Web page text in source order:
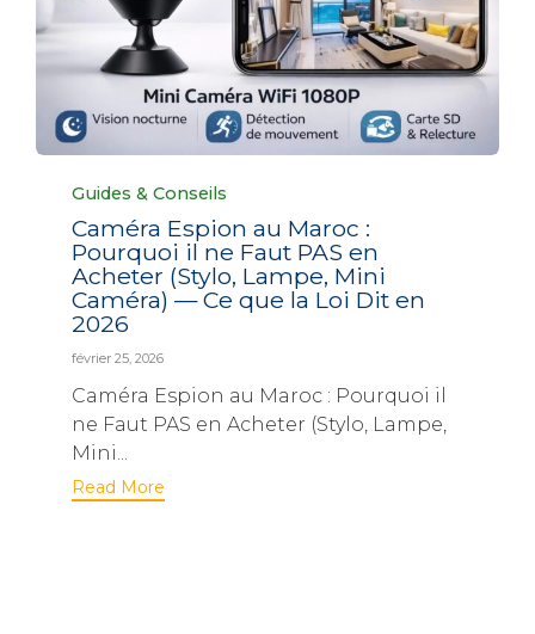
Category
Guides & Conseils
Caméra Espion au Maroc :
Pourquoi il ne Faut PAS en
Acheter (Stylo, Lampe, Mini
Caméra) — Ce que la Loi Dit en
2026
février 25, 2026
Caméra Espion au Maroc : Pourquoi il
ne Faut PAS en Acheter (Stylo, Lampe,
Mini...
Read More